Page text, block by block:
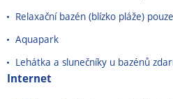
Relaxační bazén (blízko pláže)
Aquapark
Lehátka a slunečníky u bazénů
Internet